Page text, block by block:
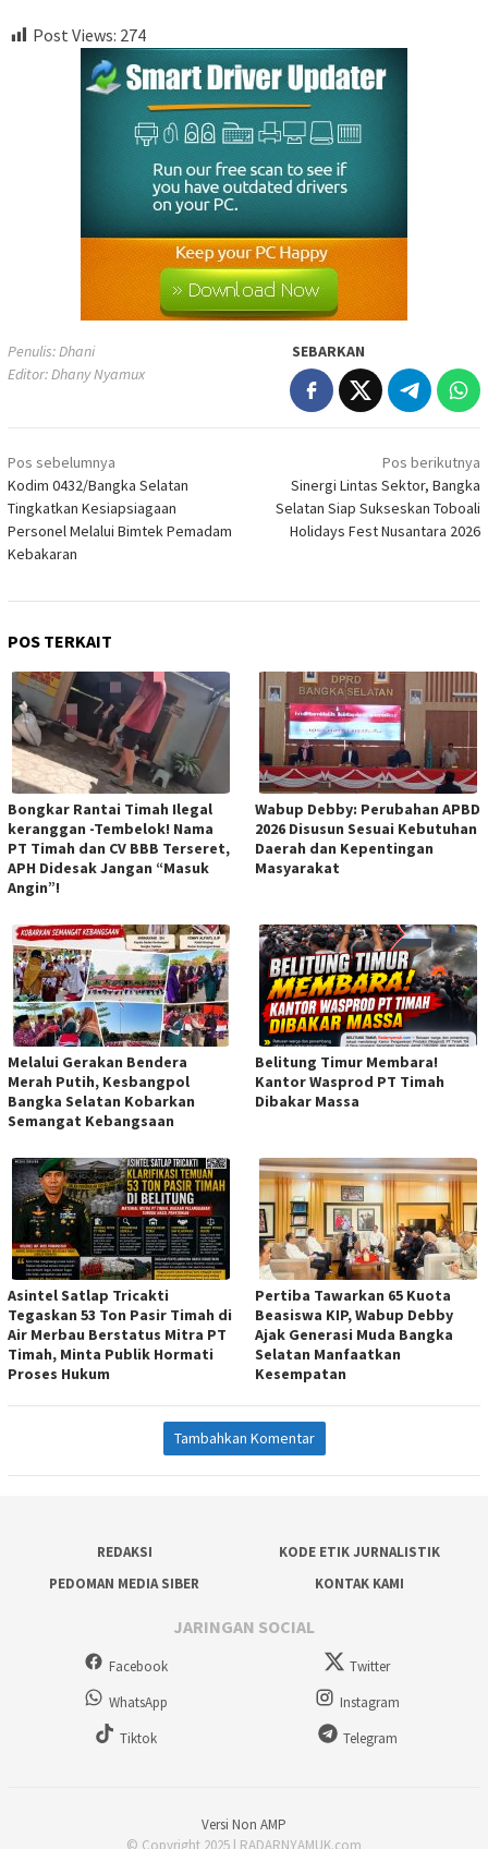
Post Views: 274
Penulis: Dhani
Editor: Dhany Nyamux
SEBARKAN
Navigasi
pos
Pos sebelumnya
Kodim 0432/Bangka Selatan
Tingkatkan Kesiapsiagaan
Personel Melalui Bimtek Pemadam
Kebakaran
Pos berikutnya
Sinergi Lintas Sektor, Bangka
Selatan Siap Sukseskan Toboali
Holidays Fest Nusantara 2026
POS TERKAIT
Bongkar Rantai Timah Ilegal
keranggan -Tembelok! Nama
PT Timah dan CV BBB Terseret,
APH Didesak Jangan “Masuk
Angin”!
Wabup Debby: Perubahan APBD
2026 Disusun Sesuai Kebutuhan
Daerah dan Kepentingan
Masyarakat
Melalui Gerakan Bendera
Merah Putih, Kesbangpol
Bangka Selatan Kobarkan
Semangat Kebangsaan
Belitung Timur Membara!
Kantor Wasprod PT Timah
Dibakar Massa
Asintel Satlap Tricakti
Tegaskan 53 Ton Pasir Timah di
Air Merbau Berstatus Mitra PT
Timah, Minta Publik Hormati
Proses Hukum
Pertiba Tawarkan 65 Kuota
Beasiswa KIP, Wabup Debby
Ajak Generasi Muda Bangka
Selatan Manfaatkan
Kesempatan
Tambahkan Komentar
REDAKSI
KODE ETIK JURNALISTIK
PEDOMAN MEDIA SIBER
KONTAK KAMI
JARINGAN SOCIAL
Facebook
Twitter
WhatsApp
Instagram
Tiktok
Telegram
Versi Non AMP